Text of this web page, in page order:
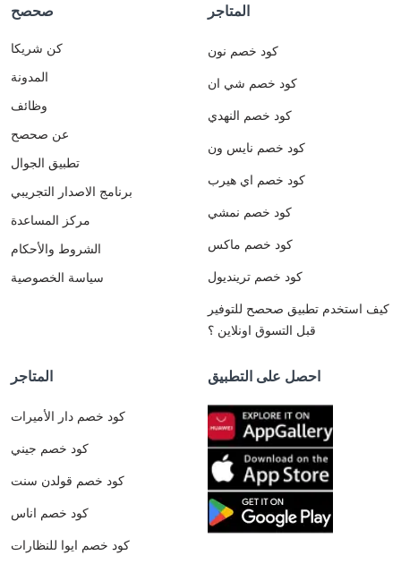
صحصح
كن شريكا
المدونة
وظائف
عن صحصح
تطبيق الجوال
برنامج الاصدار التجريبي
مركز المساعدة
الشروط والأحكام
سياسة الخصوصية
المتاجر
كود خصم نون
كود خصم شي ان
كود خصم النهدي
كود خصم نايس ون
كود خصم اي هيرب
كود خصم نمشي
كود خصم ماكس
كود خصم ترينديول
كيف استخدم تطبيق صحصح للتوفير
قبل التسوق اونلاين ؟
المتاجر
كود خصم دار الأميرات
كود خصم جيني
كود خصم قولدن سنت
كود خصم اناس
كود خصم ايوا للنظارات
احصل على التطبيق